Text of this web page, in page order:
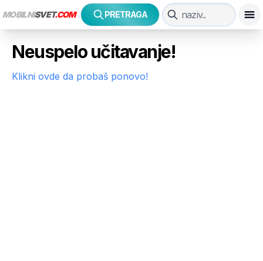
MOBILNISVET.COM PRETRAGA
Neuspelo učitavanje!
Klikni ovde da probaš ponovo!